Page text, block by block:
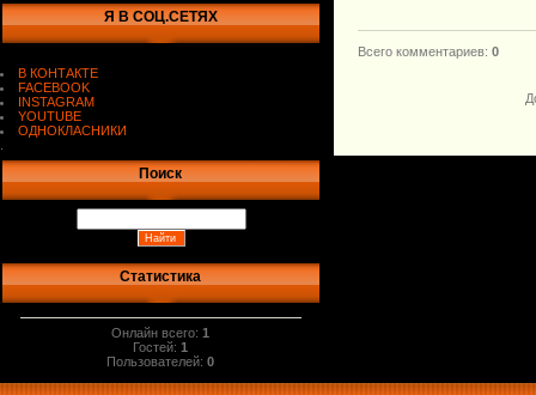
Я В СОЦ.СЕТЯХ
В КОНТАКТЕ
FACEBOOK
INSTAGRAM
YOUTUBE
ОДНОКЛАСНИКИ
Поиск
Статистика
Онлайн всего:1
Гостей:1
Пользователей:0
Всего комментариев: 0